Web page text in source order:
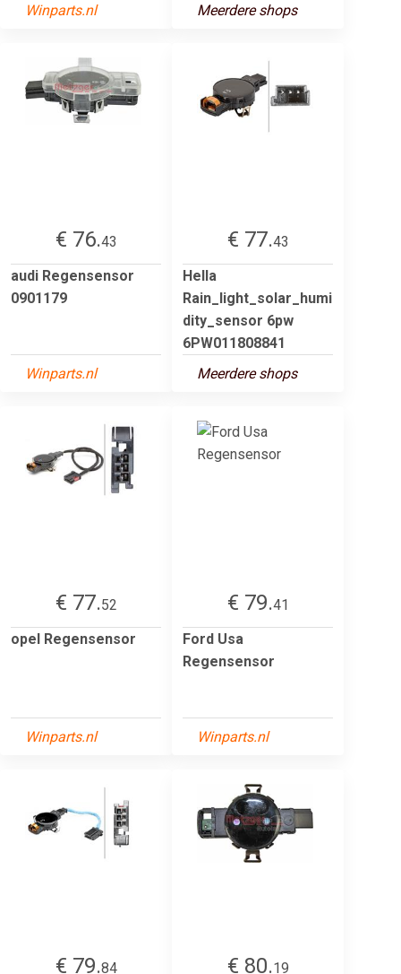
Winparts.nl Meerdere shops
€ 76.43
audi Regensensor
0901179
Winparts.nl
€ 77.43
Hella
Rain_light_solar_humi
dity_sensor 6pw
6PW011808841
Meerdere shops
€ 77.52
opel Regensensor
Winparts.nl
€ 79.41
Ford Usa
Regensensor
Winparts.nl
€ 79.84 € 80.19